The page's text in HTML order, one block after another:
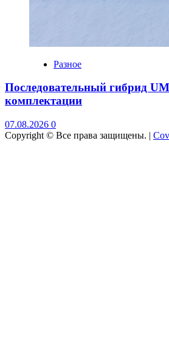
Разное
Последовательный гибрид
комплектации
07.08.2026 0
Copyright © Все права защищены. |